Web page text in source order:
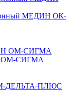
МЕДИН ОК-
ОМ-СИГМА